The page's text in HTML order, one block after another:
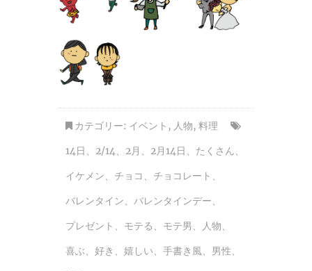
カテゴリー: イベント , 人物, 料理
14日 、 2/14、 2月 、 2月14日 、 たくさん、
イケメン、 チョコ 、 チョコレート 、
バレンタイン、 バレンタインデー、
プレゼント 、 モテる 、 モテ男 、 人物、
喜ぶ、 好き 、 嬉しい、 手書き風、 男性、